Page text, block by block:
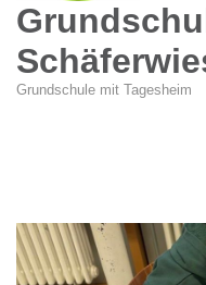
Grundschule mit Tagesheim